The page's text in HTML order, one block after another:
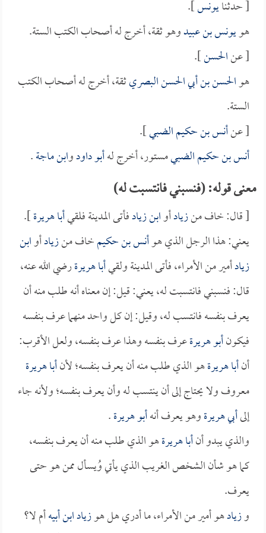
[ حدثنايونس].
هويونس بن عبيدوهو ثقة، أخرج له أصحاب الكتب الستة.
[ عنالحسن].
هوالحسن بن أبي الحسن البصريثقة، أخرج له أصحاب الكتب
الستة.
[ عنأنس بن حكيم الضبي].
أنس بن حكيم الضبيمستور، أخرج لهأبو داودوابن ماجة.
معنى قوله: (فنسبني فانتسبت له)
[ قال: خاف منزيادأوابن زيادفأتى المدينة فلقيأبا هريرة].
يعني: هذا الرجل الذي هوأنس بن حكيمخاف منزيادأوابن
زيادأمير من الأمراء، فأتى المدينة ولقيأبا هريرةرضي الله عنه،
قال: فنسبني فانتسبت له، يعني: قيل: إن معناه أنه طلب منه أن
يعرف بنفسه فانتسب له، وقيل: إن كل واحد منهما عرف بنفسه
فيكونأبو هريرةعرف بنفسه وهذا عرف بنفسه، ولعل الأقرب:
أنأبا هريرةهو الذي طلب منه أن يعرف بنفسه؛ لأنأبا هريرة
معروف ولا يحتاج إلى أن ينتسب له وأن يعرف بنفسه؛ ولأنه جاء
إلىأبي هريرةوهو يعرف أنهأبو هريرة.
والذي يبدو أنأبا هريرةهو الذي طلب منه أن يعرف بنفسه،
كما هو شأن الشخص الغريب الذي يأتي وُيسأل ممن هو حتى
يعرف.
وزيادهو أمير من الأمراء، ما أدري هل هوزياد ابن أبيهأم لا؟